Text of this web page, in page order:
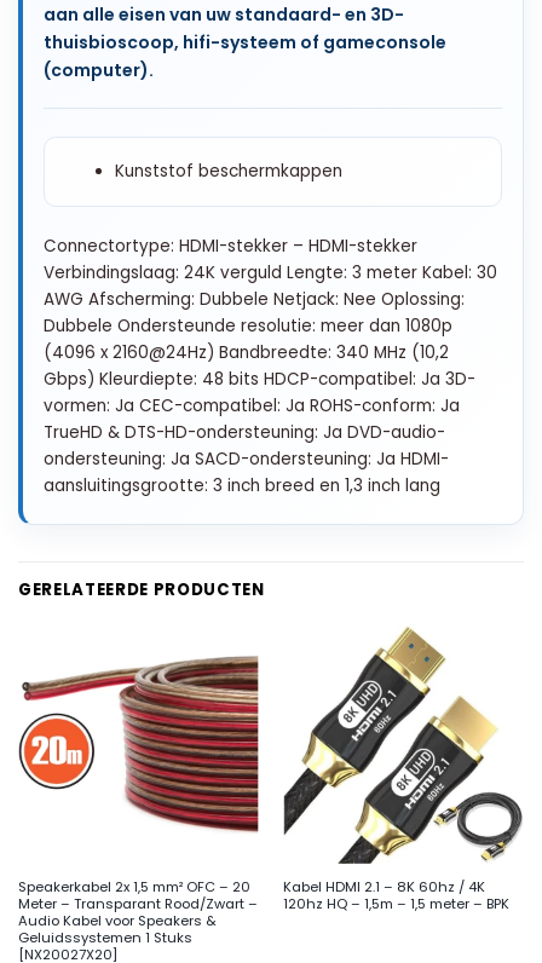
aan alle eisen van uw standaard- en 3D-
thuisbioscoop, hifi-systeem of gameconsole
(computer).
Kunststof beschermkappen
Connectortype: HDMI-stekker – HDMI-stekker
Verbindingslaag: 24K verguld Lengte: 3 meter Kabel: 30
AWG Afscherming: Dubbele Netjack: Nee Oplossing:
Dubbele Ondersteunde resolutie: meer dan 1080p
(4096 x 2160@24Hz) Bandbreedte: 340 MHz (10,2
Gbps) Kleurdiepte: 48 bits HDCP-compatibel: Ja 3D-
vormen: Ja CEC-compatibel: Ja ROHS-conform: Ja
TrueHD & DTS-HD-ondersteuning: Ja DVD-audio-
ondersteuning: Ja SACD-ondersteuning: Ja HDMI-
aansluitingsgrootte: 3 inch breed en 1,3 inch lang
GERELATEERDE PRODUCTEN
Speakerkabel 2x 1,5 mm² OFC – 20
Meter – Transparant Rood/Zwart –
Audio Kabel voor Speakers &
Geluidssystemen 1 Stuks
[NX20027X20]
Kabel HDMI 2.1 – 8K 60hz / 4K
120hz HQ – 1,5m – 1,5 meter – BPK